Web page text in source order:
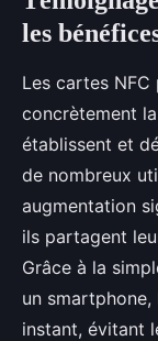
les
Les cartes
concrètement
établissent et
de nombreux
augmentation
ils partagent
Grâce à la
un
instant, évitant